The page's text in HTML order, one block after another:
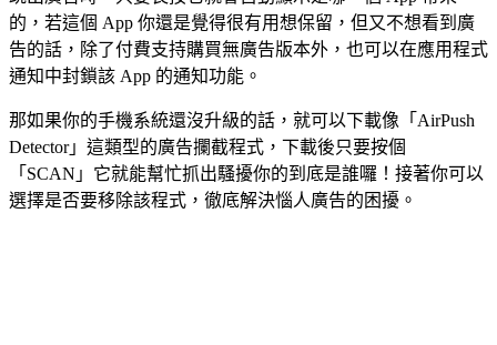
的，若這個 App 你還是覺得很有用想保留，但又不想看到廣
告的話，除了付費支持購買無廣告版本外，也可以在應用程式
通知中封鎖該 App 的通知功能。
那如果你的手機系統還沒升級的話，就可以下載像「AirPush
Detector」這類型的廣告攔截程式，下載後只要按個
「SCAN」它就能幫忙抓出騷擾你的到底是誰囉！接著你可以
選擇是否要移除該程式，徹底解決惱人廣告的困擾。